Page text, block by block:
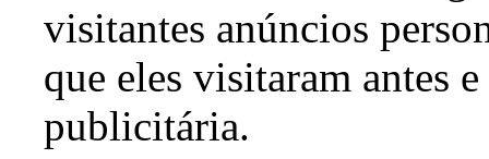
visitantes anúncios
que eles visitaram antes
publicitária.